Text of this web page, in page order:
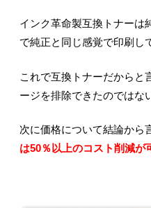
インク革命製互換トナーは
で純正と同じ感覚で印刷し
これで互換トナーだからと
ージを排除できたのではな
次に価格について結論から
は50％以上のコスト削減が